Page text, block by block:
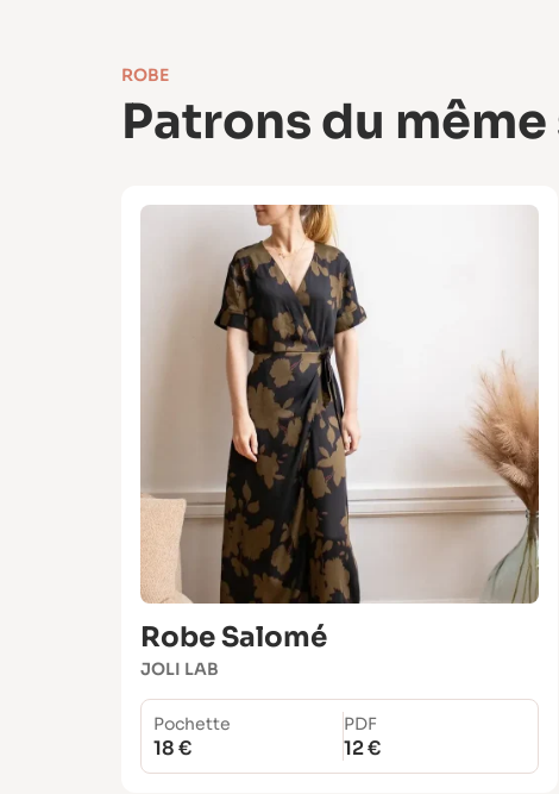
ROBE
Patrons du
Robe Salomé
JOLI LAB
Pochette
18 €
PDF
12 €